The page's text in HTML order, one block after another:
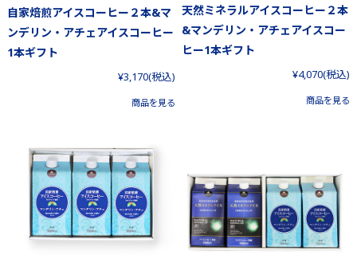
自家焙煎アイスコーヒー２本&マ
ンデリン・アチェアイスコーヒー
1本ギフト
¥3,170(税込)
商品を見る
天然ミネラルアイスコーヒー２本
&マンデリン・アチェアイスコー
ヒー1本ギフト
¥4,070(税込)
商品を見る